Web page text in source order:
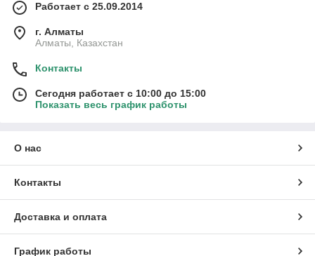
Работает с 25.09.2014
г. Алматы
Алматы, Казахстан
Контакты
Сегодня работает с 10:00 до 15:00
Показать весь график работы
О нас
Контакты
Доставка и оплата
График работы